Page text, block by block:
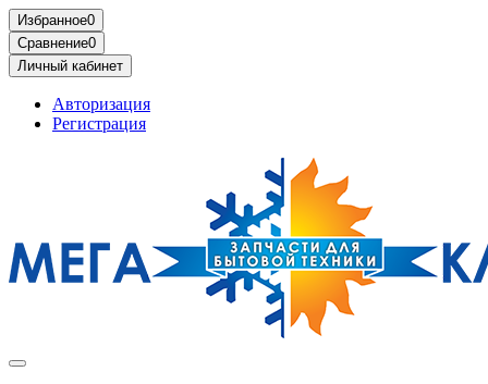
Избранное0
Сравнение0
Личный кабинет
Авторизация
Регистрация